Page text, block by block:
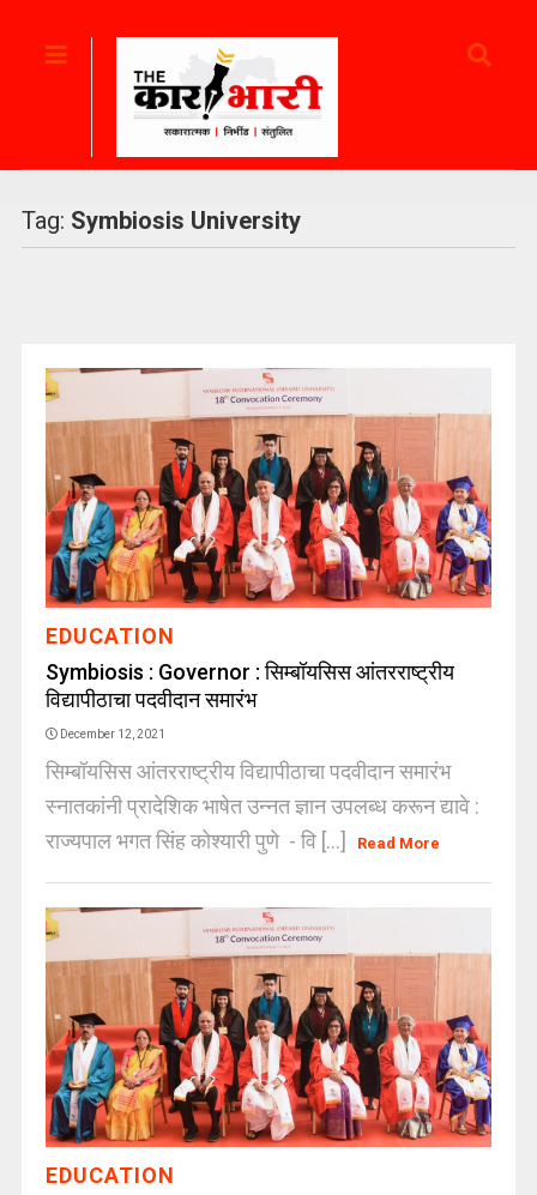
Tag: Symbiosis University
EDUCATION
Symbiosis : Governor : सिम्बॉयसिस आंतरराष्ट्रीय
विद्यापीठाचा पदवीदान समारंभ
December 12, 2021
सिम्बॉयसिस आंतरराष्ट्रीय विद्यापीठाचा पदवीदान समारंभ
स्नातकांनी प्रादेशिक भाषेत उन्नत ज्ञान उपलब्ध करून द्यावे :
राज्यपाल भगत सिंह कोश्यारी पुणे - वि [...]
Read More
EDUCATION